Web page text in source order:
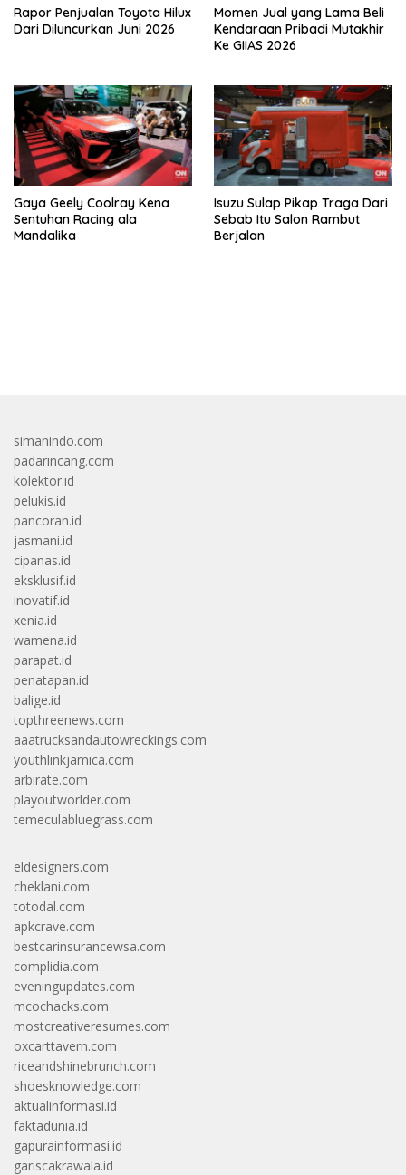
Rapor Penjualan Toyota Hilux
Dari Diluncurkan Juni 2026
Momen Jual yang Lama Beli
Kendaraan Pribadi Mutakhir
Ke GIIAS 2026
Gaya Geely Coolray Kena
Sentuhan Racing ala
Mandalika
Isuzu Sulap Pikap Traga Dari
Sebab Itu Salon Rambut
Berjalan
simanindo.com
padarincang.com
kolektor.id
pelukis.id
pancoran.id
jasmani.id
cipanas.id
eksklusif.id
inovatif.id
xenia.id
wamena.id
parapat.id
penatapan.id
balige.id
topthreenews.com
aaatrucksandautowreckings.com
youthlinkjamica.com
arbirate.com
playoutworlder.com
temeculabluegrass.com
eldesigners.com
cheklani.com
totodal.com
apkcrave.com
bestcarinsurancewsa.com
complidia.com
eveningupdates.com
mcochacks.com
mostcreativeresumes.com
oxcarttavern.com
riceandshinebrunch.com
shoesknowledge.com
aktualinformasi.id
faktadunia.id
gapurainformasi.id
gariscakrawala.id